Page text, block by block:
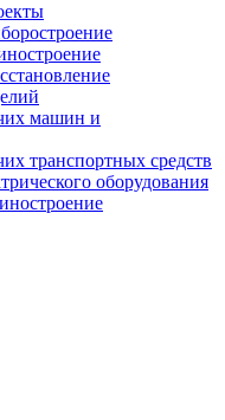
машин и
транспортных средств
оборудования